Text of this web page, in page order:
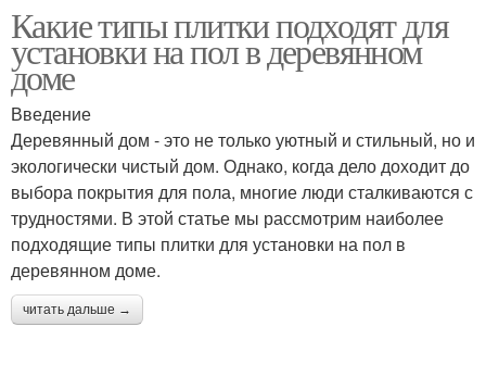
Какие типы плитки подходят для
установки на пол в деревянном
доме
Введение
Деревянный дом - это не только уютный и стильный, но и
экологически чистый дом. Однако, когда дело доходит до
выбора покрытия для пола, многие люди сталкиваются с
трудностями. В этой статье мы рассмотрим наиболее
подходящие типы плитки для установки на пол в
деревянном доме.
читать дальше →